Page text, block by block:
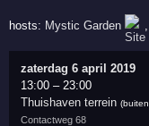
hosts: Mystic Garden
zaterdag 6 april 2019
13:00 – 23:00
Thuishaven terrein
Contactweg 68